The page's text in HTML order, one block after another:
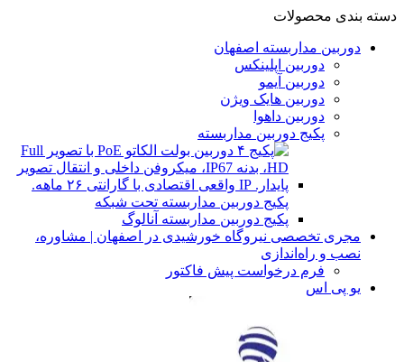
دسته بندی محصولات
دوربین مداربسته اصفهان
دوربین اپلینکس
دوربین آیمو
دوربین هایک ویژن
دوربین داهوا
پکیج دوربین مداربسته
پکیج دوربین مداربسته تحت شبکه
پکیج دوربین مداربسته آنالوگ
مجری تخصصی نیروگاه خورشیدی در اصفهان | مشاوره،
نصب و راه‌اندازی
فرم درخواست پیش فاکتور
یو پی اس